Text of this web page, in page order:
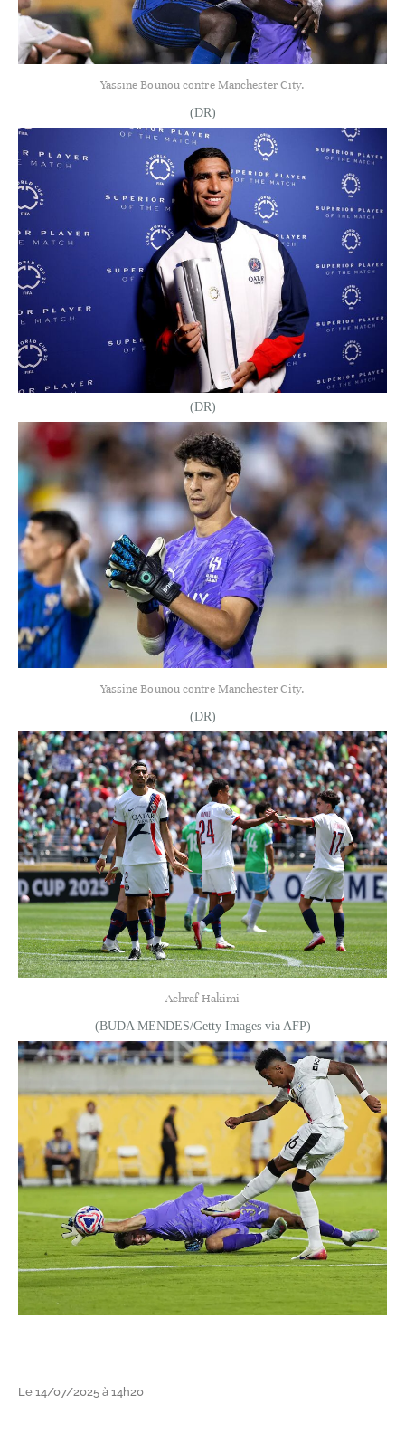
Yassine Bounou contre Manchester City.
(DR)
(DR)
Yassine Bounou contre Manchester City.
(DR)
Achraf Hakimi
(BUDA MENDES/Getty Images via AFP)
Le 14/07/2025 à 14h20